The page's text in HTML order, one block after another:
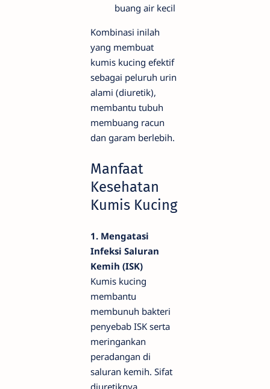
buang air kecil
Kombinasi inilah
yang membuat
kumis kucing efektif
sebagai peluruh urin
alami (diuretik),
membantu tubuh
membuang racun
dan garam berlebih.
Manfaat
Kesehatan
Kumis Kucing
1. Mengatasi
Infeksi Saluran
Kemih (ISK)
Kumis kucing
membantu
membunuh bakteri
penyebab ISK serta
meringankan
peradangan di
saluran kemih. Sifat
diuretiknya